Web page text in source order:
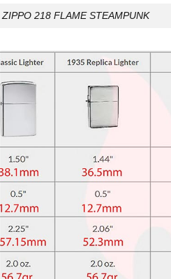
ZIPPO 218 FLAME STEAMPUNK